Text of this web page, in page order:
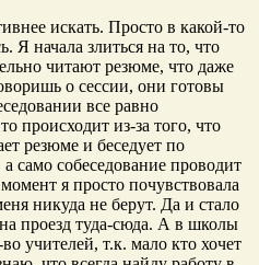
искать. Просто в какой-то
Я начала злиться на то, что
читают резюме, что даже
о сессии, они готовы
все равно
происходит из-за того, что
резюме и беседует по
само собеседование проводит
я просто почувствовала
никуда не берут. Да и стало
проезд туда-сюда. А в школы
учителей, т.к. мало кто хочет